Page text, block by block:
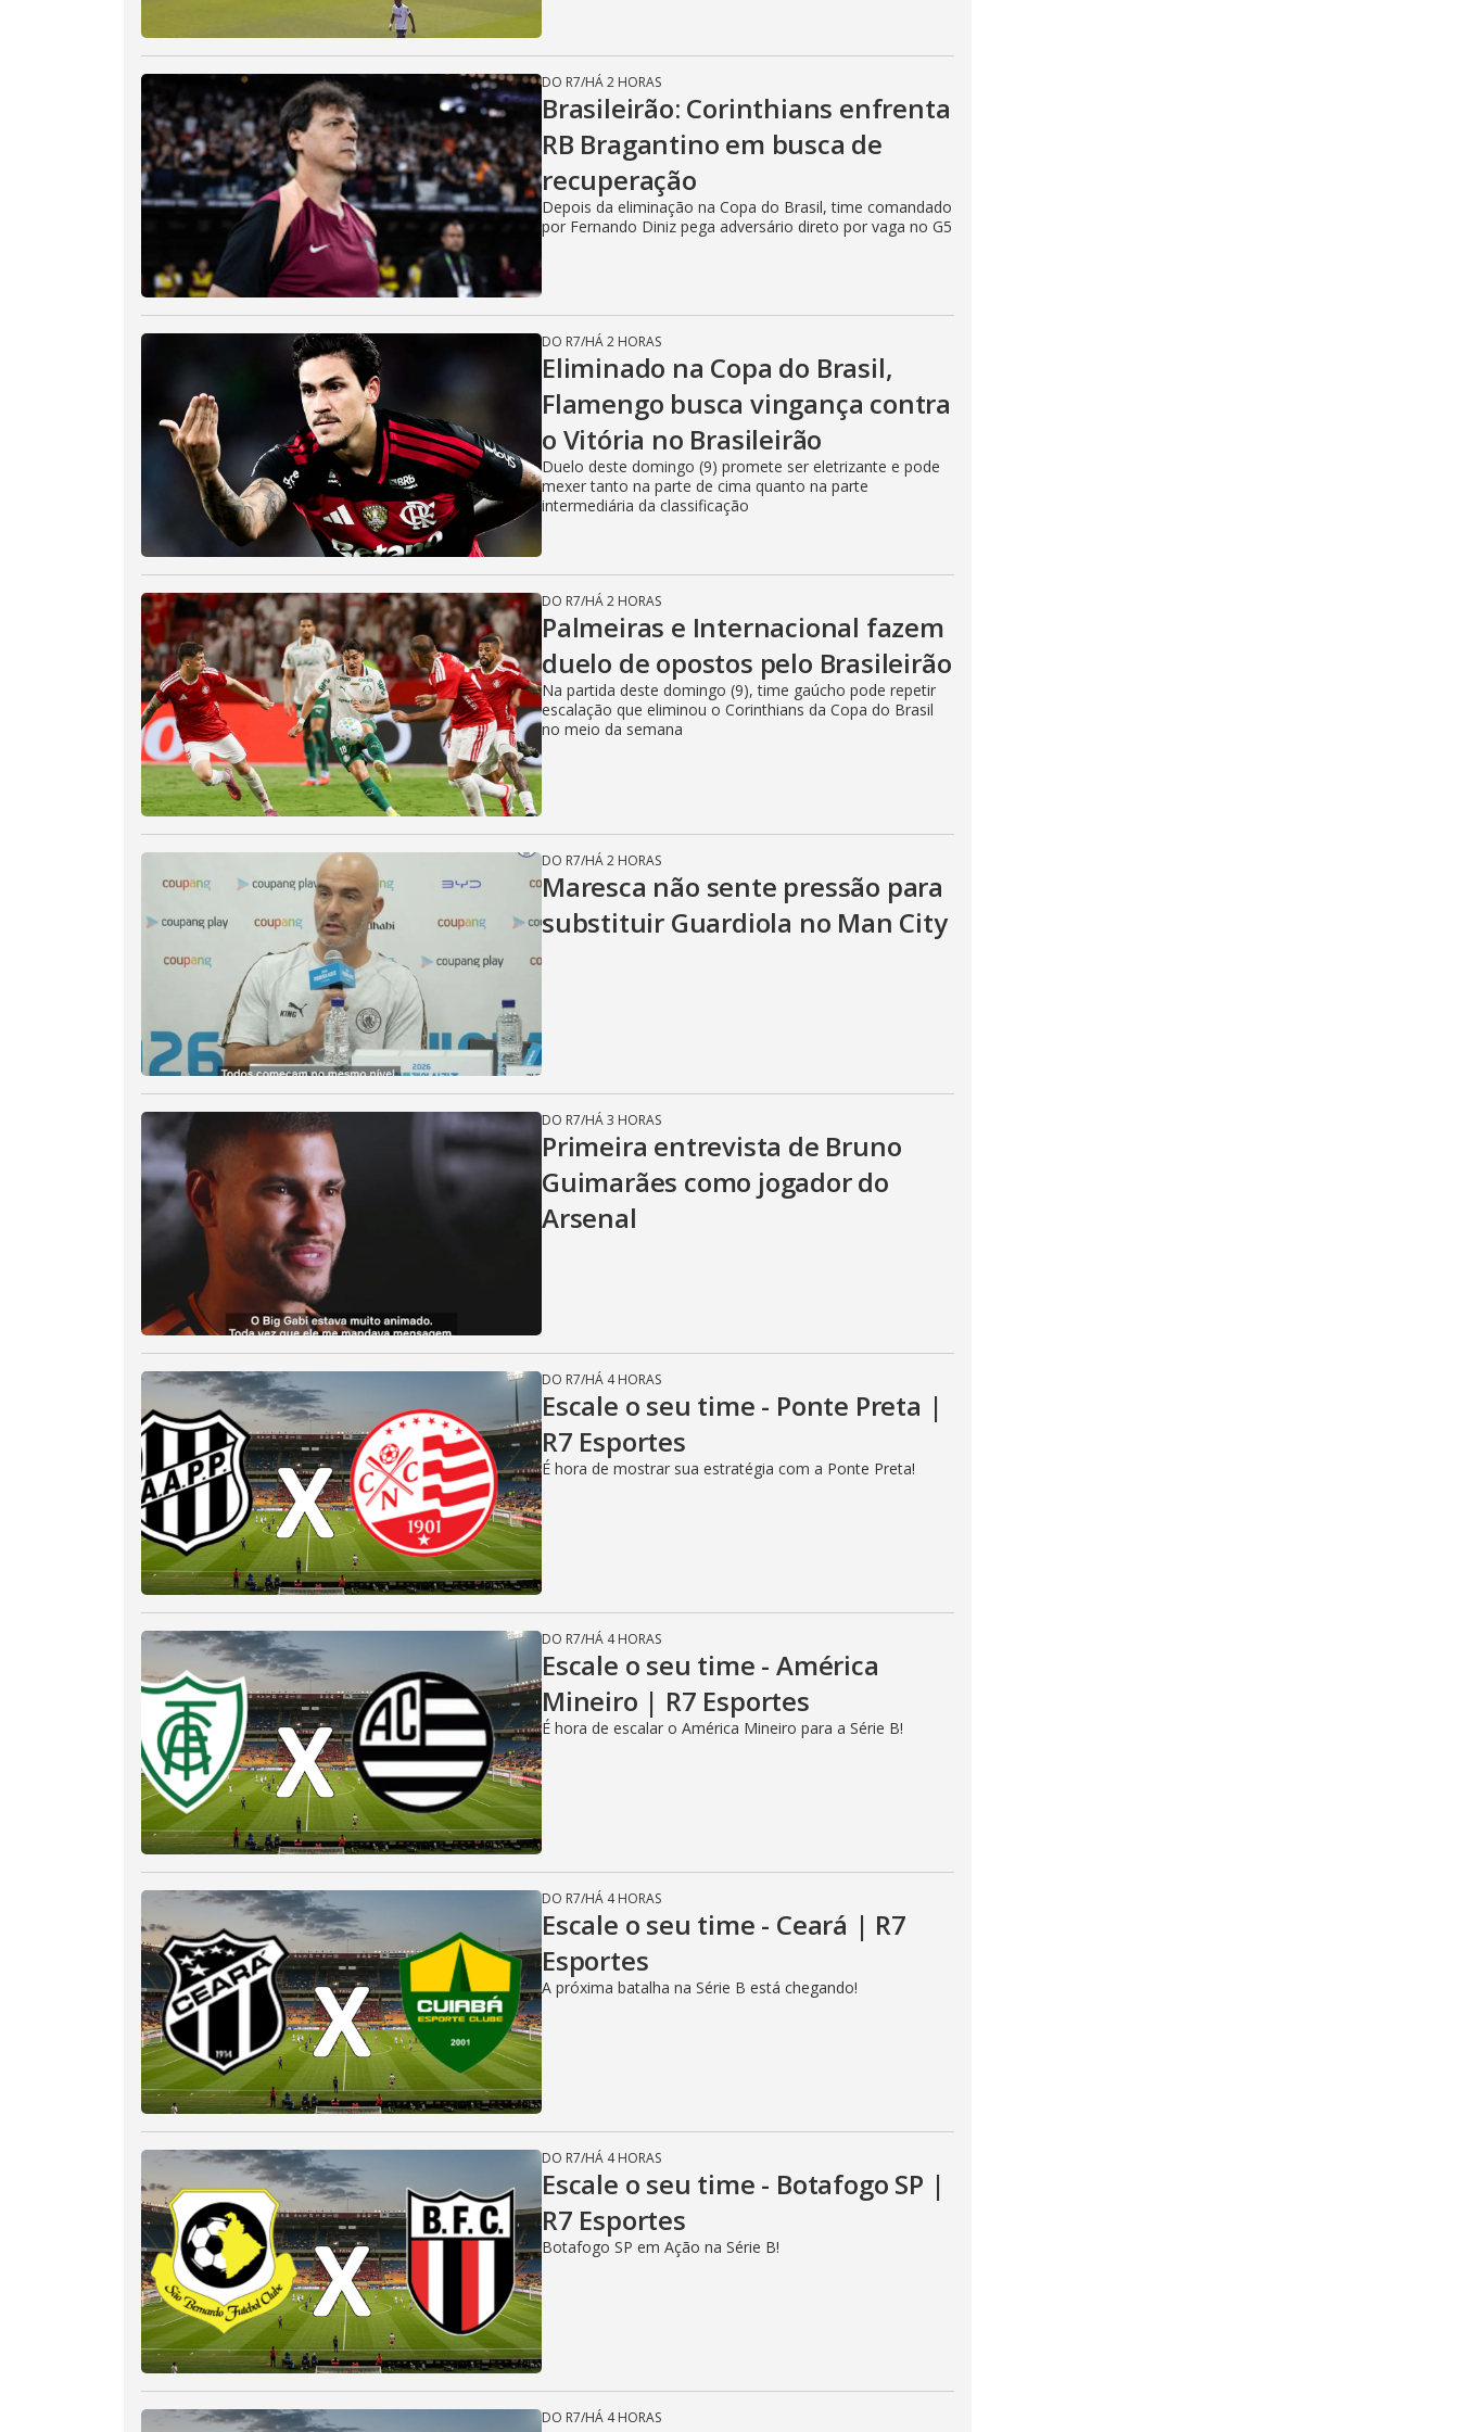
DO R7/HÁ 2 HORAS
Brasileirão: Corinthians enfrenta
RB Bragantino em busca de
recuperação
Depois da eliminação na Copa do Brasil, time comandado
por Fernando Diniz pega adversário direto por vaga no G5
DO R7/HÁ 2 HORAS
Eliminado na Copa do Brasil,
Flamengo busca vingança contra
o Vitória no Brasileirão
Duelo deste domingo (9) promete ser eletrizante e pode
mexer tanto na parte de cima quanto na parte
intermediária da classificação
DO R7/HÁ 2 HORAS
Palmeiras e Internacional fazem
duelo de opostos pelo Brasileirão
Na partida deste domingo (9), time gaúcho pode repetir
escalação que eliminou o Corinthians da Copa do Brasil
no meio da semana
DO R7/HÁ 2 HORAS
Maresca não sente pressão para
substituir Guardiola no Man City
DO R7/HÁ 3 HORAS
Primeira entrevista de Bruno
Guimarães como jogador do
Arsenal
DO R7/HÁ 4 HORAS
Escale o seu time - Ponte Preta |
R7 Esportes
É hora de mostrar sua estratégia com a Ponte Preta!
DO R7/HÁ 4 HORAS
Escale o seu time - América
Mineiro | R7 Esportes
É hora de escalar o América Mineiro para a Série B!
DO R7/HÁ 4 HORAS
Escale o seu time - Ceará | R7
Esportes
A próxima batalha na Série B está chegando!
DO R7/HÁ 4 HORAS
Escale o seu time - Botafogo SP |
R7 Esportes
Botafogo SP em Ação na Série B!
DO R7/HÁ 4 HORAS